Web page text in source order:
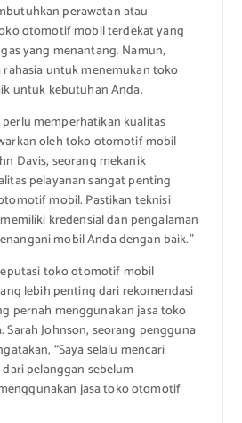
perawatan atau
otomotif mobil terdekat yang
yang menantang. Namun,
untuk menemukan toko
untuk kebutuhan Anda.
memperhatikan kualitas
oleh toko otomotif mobil
Davis, seorang mekanik
pelayanan sangat penting
mobil. Pastikan teknisi
kredensial dan pengalaman
mobil Anda dengan baik.”
toko otomotif mobil
lebih penting dari rekomendasi
pernah menggunakan jasa toko
Sarah Johnson, seorang pengguna
“Saya selalu mencari
pelanggan sebelum
jasa toko otomotif